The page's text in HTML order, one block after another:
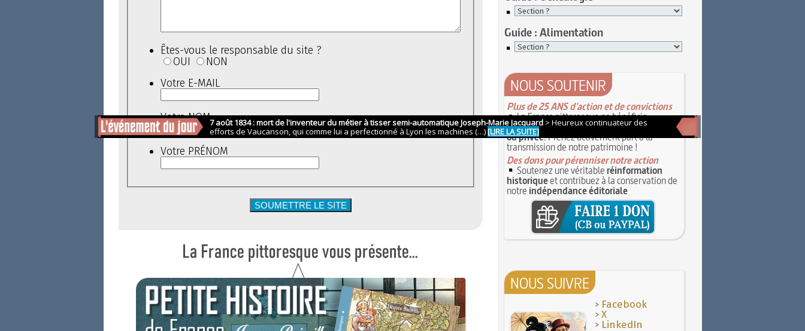
Êtes-vous le responsable du site ?
OUI
NON
Votre E-MAIL
Votre NOM
Votre PRÉNOM
Guide : Alimentation
NOUS SOUTENIR
Plus de 25 ANS d'action et de convictions
La France pittoresque ne bénéficie
d'aucune subvention, qu'elle soit publique
ou privée. Prenez activement part à la
transmission de notre patrimoine !
Des dons pour pérenniser notre action
Soutenez une véritableréinformation
historiqueet contribuez à la conservation de
notre indépendance éditoriale
NOUS SUIVRE
> Facebook
>X
> LinkedIn